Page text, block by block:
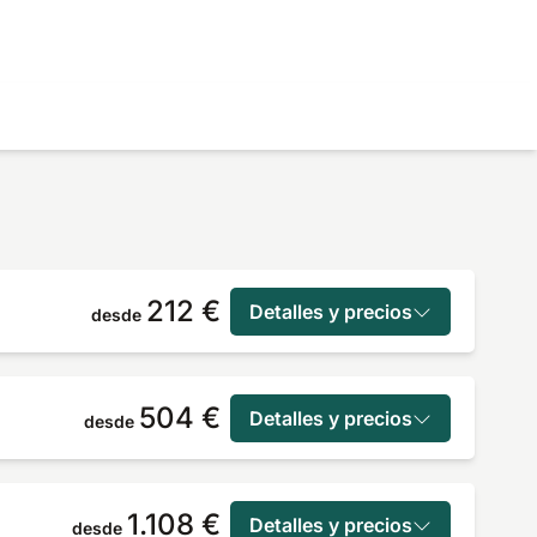
desde 212 € Detalles y precios
desde 504 € Detalles y precios
desde 1.108 € Detalles y precios